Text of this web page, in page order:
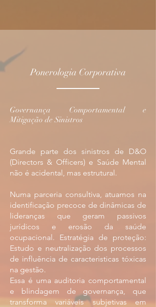
Ponerologia Corporativa
Governança Comportamental e
Mitigação de Sinistros
Grande parte dos sinistros de D&O
(Directors & Officers) e Saúde Mental
não é acidental, mas estrutural.
Numa parceria consultiva, atuamos na
identificação precoce de dinâmicas de
lideranças que geram passivos
jurídicos e erosão da saúde
ocupacional. Estratégia de proteção:
Estudo e neutralização dos processos
de influência de caracteristicas tóxicas
na gestão.
Essa é uma auditoria comportamental
e blindagem de governança, que
transforma variáveis subjetivas em